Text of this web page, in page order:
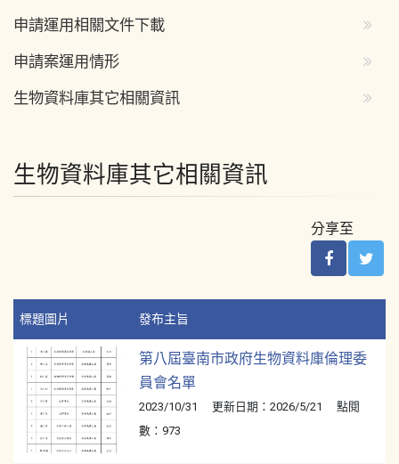
申請運用相關文件下載
申請案運用情形
生物資料庫其它相關資訊
生物資料庫其它相關資訊
分享至
標題圖片 發布主旨
第八屆臺南市政府生物資料庫倫理委
員會名單
2023/10/31 更新日期：2026/5/21 點閱
數：973